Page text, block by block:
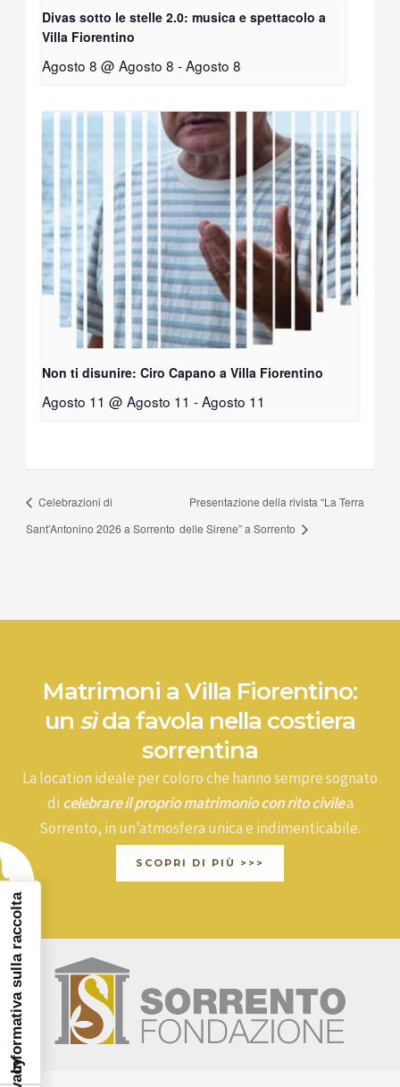
Divas sotto le stelle 2.0: musica e spettacolo a
Villa Fiorentino
Agosto 8 @ Agosto 8 -Agosto 8
Non ti disunire: Ciro Capano a Villa Fiorentino
Agosto 11 @ Agosto 11 -Agosto 11
Celebrazioni di
Sant’Antonino 2026 a Sorrento
Presentazione della rivista “La Terra
delle Sirene” a Sorrento
Matrimoni a Villa Fiorentino:
un sìda favola nella costiera
sorrentina
La location ideale per coloro che hanno sempre sognato
di celebrare il proprio matrimonio con rito civilea
Sorrento, in un’atmosfera unica e indimenticabile.
SCOPRI DI PIÙ >>>
Informativa sulla raccolta